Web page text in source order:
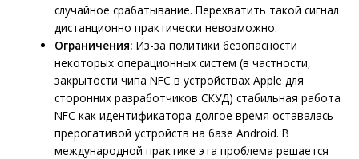
случайное срабатывание. Перехватить такой сигнал
дистанционно практически невозможно.
Ограничения: Из-за политики безопасности
некоторых операционных систем (в частности,
закрытости чипа NFC в устройствах Apple для
сторонних разработчиков СКУД) стабильная работа
NFC как идентификатора долгое время оставалась
прерогативой устройств на базе Android. В
международной практике эта проблема решается